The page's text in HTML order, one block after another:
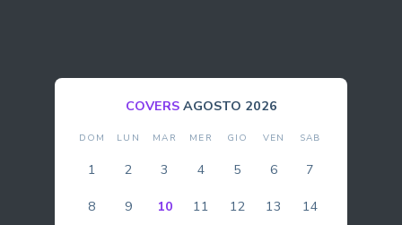
BOLLA AGOSTO 2026
DOM LUN MAR MER GIO VEN SAB
1 2 3 4 5 6 7
8 9 10 11 12 13 14